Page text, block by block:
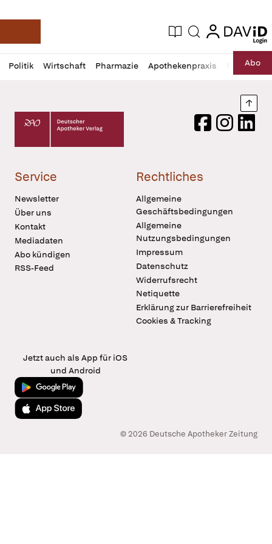
Deutsche Apotheker Zeitung
Aktuelle Ausgabe
Suche login
login
Politik Wirtschaft Pharmazie Apothekenpraxis RechtAbo
Profil
öffnen
Daz
Pur
Deutscher Apotheker Verlag Logo
FacebookInstagram
Service
Newsletter
Über uns
Kontakt
Mediadaten
Abo kündigen
RSS-Feed
Rechtliches
Allgemeine
Geschäftsbedingungen
Allgemeine
Nutzungsbedingungen
Impressum
Datenschutz
Widerrufsrecht
Netiquette
Erklärung zur Barrierefreiheit
Cookies & Tracking
Jetzt auch als App für iOS
und Android
Jetzt bei Google Play
Laden im App Store
© 2026 Deutsche Apotheker Zeitung